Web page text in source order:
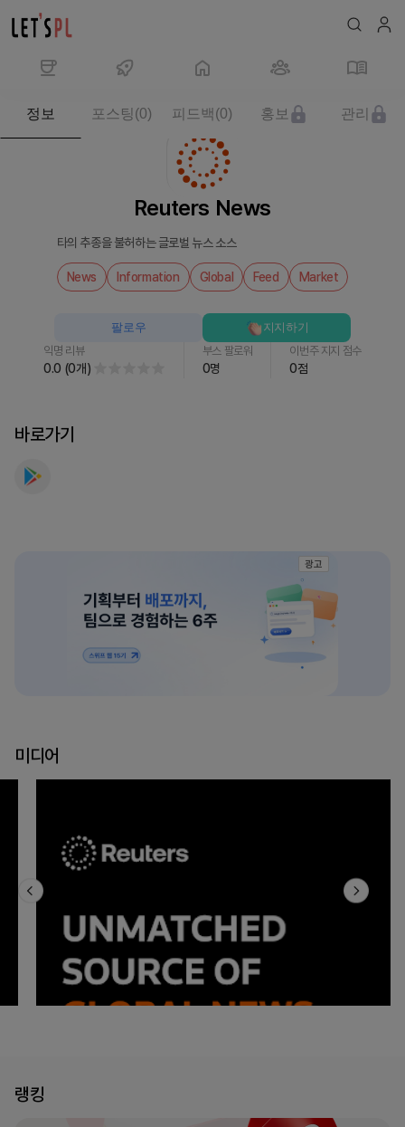
서
Reuters News
타의 추종을 불허하는 글로벌 뉴스 소스
News Information Global Feed Market
익명 리뷰
0.0 (0개)
부스 팔로워
0명
이번주 지지 점수
0점
팔로우 지지하기
정보 포스팅(0) 피드백 (0) 홍보 관리
바로가기
광고
미디어
랭킹